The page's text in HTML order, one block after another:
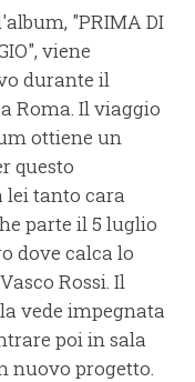
"PRIMA DI
viene
durante il
Roma. Il viaggio
ottiene un
questo
lei tanto cara
parte il 5 luglio
dove calca lo
Rossi. Il
vede impegnata
poi in sala
nuovo progetto.